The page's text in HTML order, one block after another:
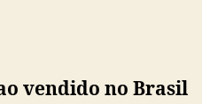
vendido no Brasil